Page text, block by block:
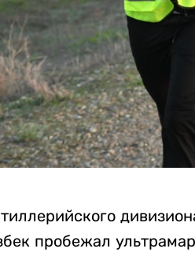
пробежал